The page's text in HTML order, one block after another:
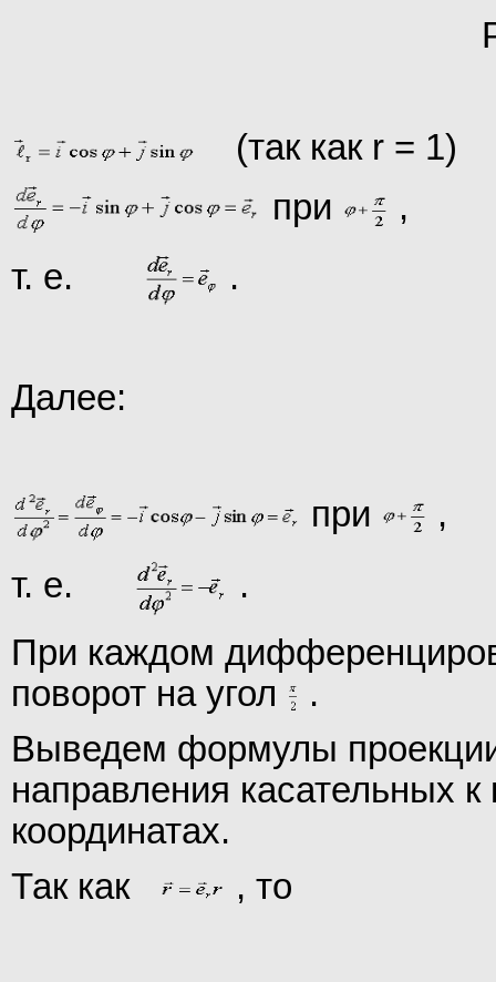
(так как r = 1)
при
,
т. е.
.
Далее:
при
,
т. е.
.
При каждом
поворот на угол
.
Выведем формулы
направления касательных
координатах.
Так как
, то